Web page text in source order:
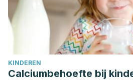
KINDEREN
Calciumbehoefte bij